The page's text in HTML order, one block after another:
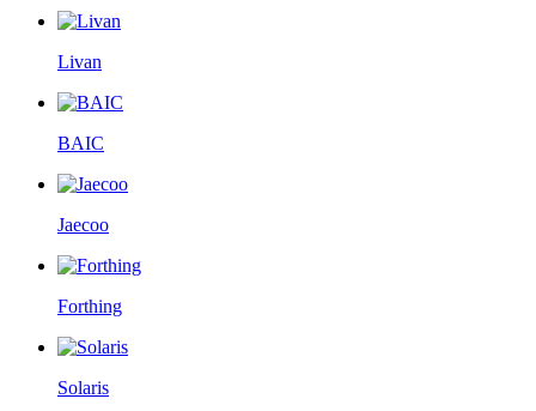
Livan
BAIC
Jaecoo
Forthing
Solaris